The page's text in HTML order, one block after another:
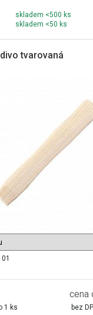
skladem <500 ks
skladem <50 ks
tvarovaná
1 ks
cena
bez